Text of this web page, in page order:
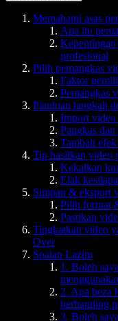
Memahami asas
Apa itu
Kepentingan
profesional
Pilih pemangkas
Faktor
Pemangkas
Panduan langkah
Import video
Pangkas
Tambah
Tip hasilkan video
Kekalkan
Elak
Simpan & eksport
Pilih format
Pastikan
Tingkatkan video
Over
Soalan Lazim
1. Boleh
2. Apa beza
berbanding
3. Boleh